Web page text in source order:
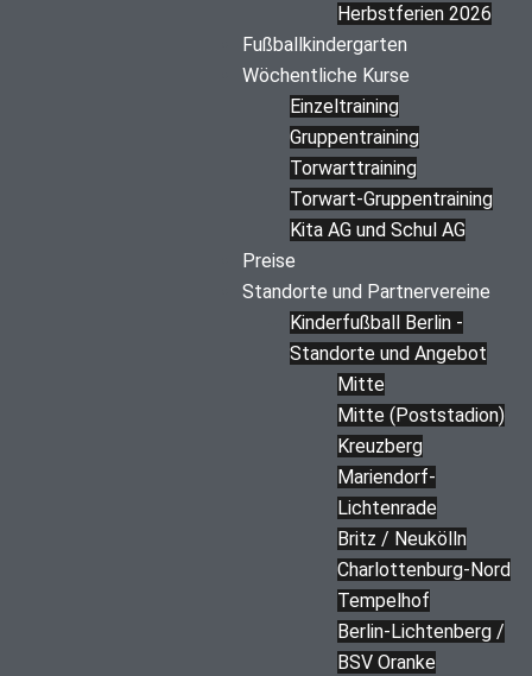
Herbstferien 2026
Fußballkindergarten
Wöchentliche Kurse
Einzeltraining
Gruppentraining
Torwarttraining
Torwart-Gruppentraining
Kita AG und Schul AG
Preise
Standorte und Partnervereine
Kinderfußball Berlin -
Standorte und Angebot
Mitte
Mitte (Poststadion)
Kreuzberg
Mariendorf-
Lichtenrade
Britz / Neukölln
Charlottenburg-Nord
Tempelhof
Berlin-Lichtenberg /
BSV Oranke